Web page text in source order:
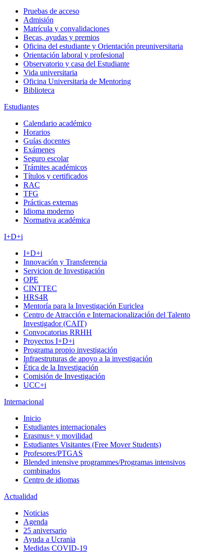
Pruebas de acceso
Admisión
Matrícula y convalidaciones
Becas, ayudas y premios
Oficina del estudiante y Orientación preuniversitaria
Orientación laboral y profesional
Observatorio y casa del Estudiante
Vida universitaria
Oficina Universitaria de Mentoring
Biblioteca
Estudiantes
Calendario académico
Horarios
Guías docentes
Exámenes
Seguro escolar
Trámites académicos
Títulos y certificados
RAC
TFG
Prácticas externas
Idioma moderno
Normativa académica
I+D+i
I+D+i
Innovación y Transferencia
Servicion de Investigación
OPE
CINTTEC
HRS4R
Mentoría para la Investigación Euriclea
Centro de Atracción e Internacionalización del Talento
Investigador (CAIT)
Convocatorias RRHH
Proyectos I+D+i
Programa propio investigación
Infraestruturas de apoyo a la investigación
Ética de la Investigación
Comisión de Investigación
UCC+i
Internacional
Inicio
Estudiantes internacionales
Erasmus+ y movilidad
Estudiantes Visitantes (Free Mover Students)
Profesores/PTGAS
Blended intensive programmes/Programas intensivos
combinados
Centro de idiomas
Actualidad
Noticias
Agenda
25 aniversario
Ayuda a Ucrania
Medidas COVID-19